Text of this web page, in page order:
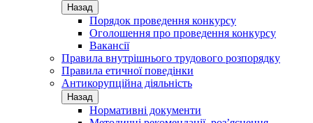
Назад
Порядок проведення конкурсу
Оголошення про проведення конкурсу
Вакансії
Правила внутрішнього трудового розпорядку
Правила етичної поведінки
Антикорупційна діяльність
Назад
Нормативні документи